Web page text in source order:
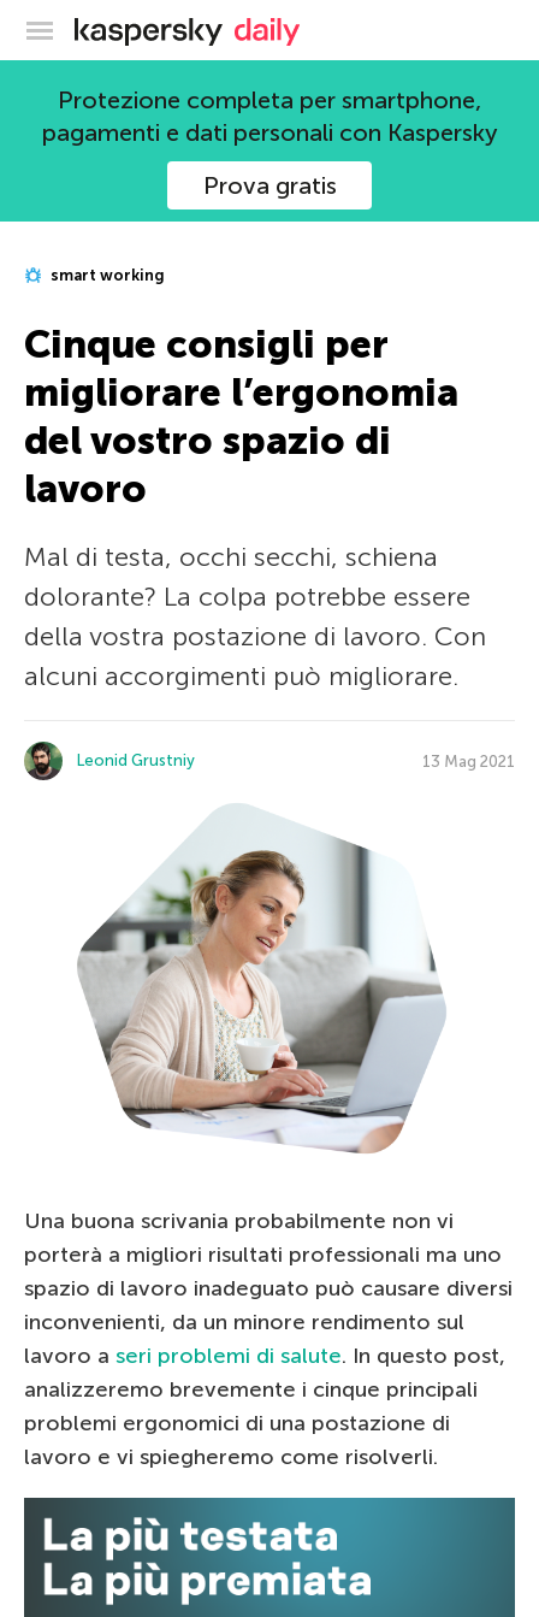
Blog ufficiale di Kaspersky
Protezione completa per smartphone,
pagamenti e dati personali con Kaspersky
Prova gratis
smart working
Cinque consigli per
migliorare l’ergonomia
del vostro spazio di
lavoro
Mal di testa, occhi secchi, schiena
dolorante? La colpa potrebbe essere
della vostra postazione di lavoro. Con
alcuni accorgimenti può migliorare.
Leonid Grustniy 13 Mag 2021
Una buona scrivania probabilmente non vi
porterà a migliori risultati professionali ma uno
spazio di lavoro inadeguato può causare diversi
inconvenienti, da un minore rendimento sul
lavoro a seri problemi di salute. In questo post,
analizzeremo brevemente i cinque principali
problemi ergonomici di una postazione di
lavoro e vi spiegheremo come risolverli.